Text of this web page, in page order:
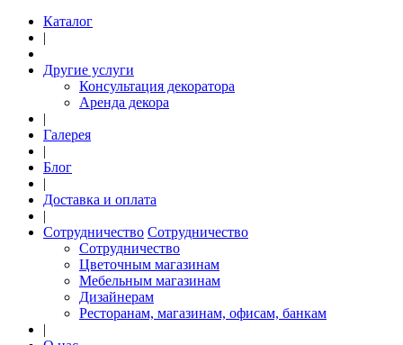
Каталог
|
Другие услуги
Консультация декоратора
Аренда декора
|
Галерея
|
Блог
|
Доставка и оплата
|
Сотрудничество Сотрудничество
Сотрудничество
Цветочным магазинам
Мебельным магазинам
Дизайнерам
Ресторанам, магазинам, офисам, банкам
|